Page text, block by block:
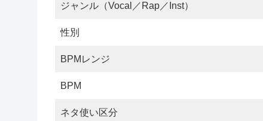
ジャンル（Vocal／Rap／Inst）
性別
BPMレンジ
BPM
ネタ使い区分